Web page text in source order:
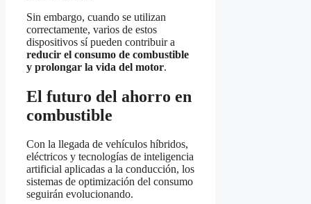
Sin embargo, cuando se utilizan
correctamente, varios de estos
dispositivos sí pueden contribuir a
reducir el consumo de combustible
y prolongar la vida del motor.
El futuro del ahorro en
combustible
Con la llegada de vehículos híbridos,
eléctricos y tecnologías de inteligencia
artificial aplicadas a la conducción, los
sistemas de optimización del consumo
seguirán evolucionando.